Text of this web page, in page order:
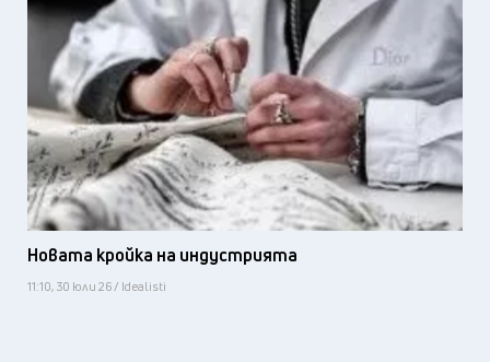
Новата кройка на индустрията
11:10, 30 юли 26 / Idealisti